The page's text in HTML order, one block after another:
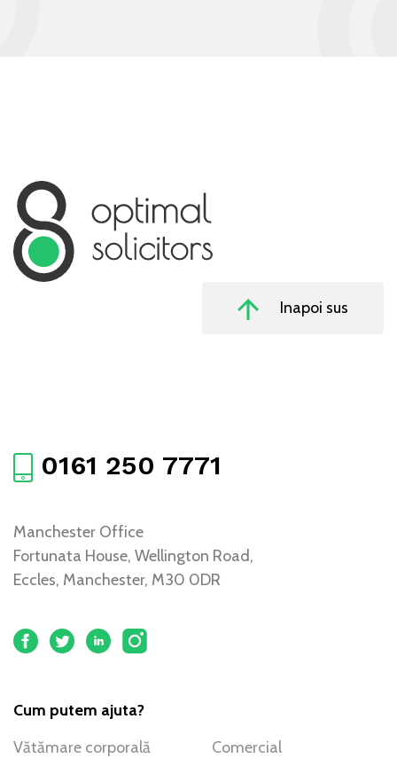
Inapoi sus
0161 250 7771
Manchester Office
Fortunata House, Wellington Road,
Eccles, Manchester, M30 0DR
Cum putem ajuta?
Vătămare corporală
Comercial